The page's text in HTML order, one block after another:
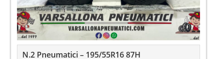
N.2 Pneumatici – 195/55R16 87H